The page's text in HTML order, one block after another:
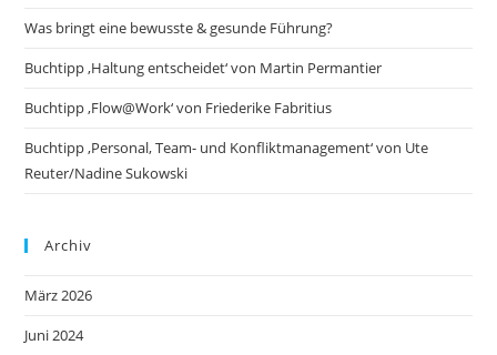
Was bringt eine bewusste & gesunde Führung?
Buchtipp ‚Haltung entscheidet‘ von Martin Permantier
Buchtipp ‚Flow@Work‘ von Friederike Fabritius
Buchtipp ‚Personal, Team- und Konfliktmanagement‘ von Ute
Reuter/Nadine Sukowski
Archiv
März 2026
Juni 2024